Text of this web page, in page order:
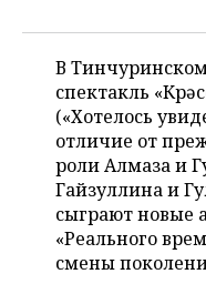
КОРОЛИ
ВУЗЫ ТАТАРСТАНА
КОМУ
ТОРГОВЫЕ ЦЕНТРЫ
ТАТАРСТАНА
ФИНАНСЫ
БАНКИ
БЮДЖЕТ
ИНВЕСТИЦИИ
НОВОСТИ
АГРОПРОМ
МАШИНОСТРОЕНИЕ
НЕФТЕХИМИЯ
НЕФТЬ
НЕДВИЖИМОСТЬ
НОВОСТИ
АВТО
НОВОСТИ АВТО
БИЗНЕС
НОВОСТИ БИЗНЕСА
РОЗНИЧНАЯ
ТЕХНОЛОГИИ
НОВОСТИ
МЕРОПРИЯТИЯ
В
спектакль
(«Хотелось
отличие от
роли Алмаза и
Гайзуллина и
сыграют новые
«Реального
смены